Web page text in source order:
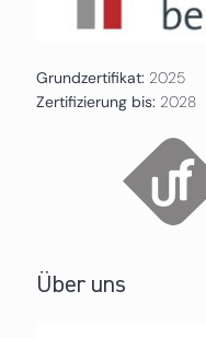
Grundzertifikat: 2025
Zertifizierung bis: 2028
Über uns